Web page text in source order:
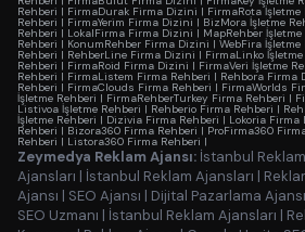
Rehberi | FirmaDurak Firma Dizini | FirmaRota İşletme
Rehberi | FirmaYerim Firma Dizini | BizMora İşletme
Rehberi | LokalFirma Firma Dizini | MapRehber İşletme
Rehberi | KonumRehber Firma Dizini | WebFira İşletme
Rehberi | RehberLine Firma Dizini | FirmaLinko
Rehberi | FirmaRoid Firma Dizini | FirmaVeri İşletme
Rehberi | FirmaListem Firma Rehberi | Rehbora Firma
Rehberi | FirmaClouds Firma Rehberi | FirmaWorlds
İşletme Rehberi | FirmaRehberTurkey Firma Rehberi |
Listivoa İşletme Rehberi | Rehberio Firma Rehberi |
İşletme Rehberi | Dizivia Firma Rehberi | Lokoria Firma
Rehberi | Bizora360 Firma Rehberi | ProFirma360
Rehberi | Listora360 Firma Rehberi |
Zeymedya Reklam Ajansı: İstanbul
Ajansları | İstanbul Reklam Ajansları |
Ajansı | SEO Ajansı | Dijital Pazarlama Ajansı
SEO Uzmanı | İstanbul Reklam Ajansları |